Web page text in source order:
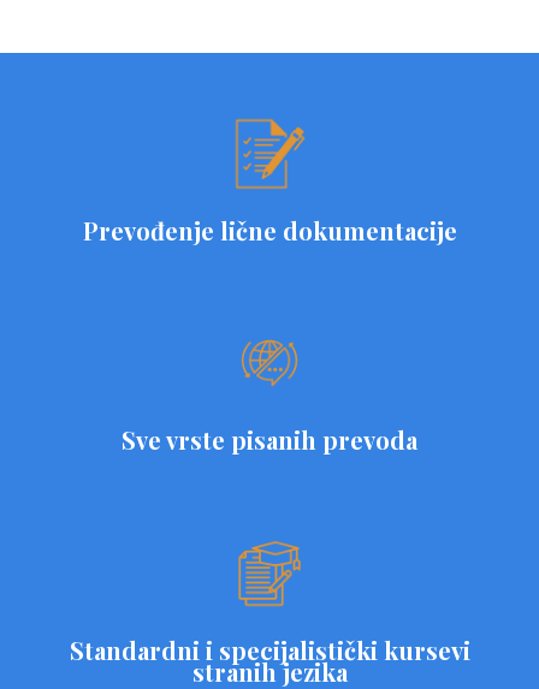
Prevođenje lične dokumentacije
Sve vrste pisanih prevoda
Standardni i specijalistički kursevi
stranih jezika